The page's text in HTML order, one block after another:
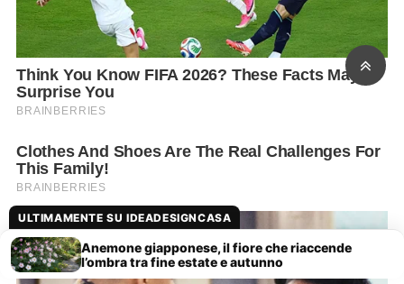
ULTIMAMENTE SU IDEADESIGNCASA
Anemone giapponese, il fiore che riaccende
l’ombra tra fine estate e autunno